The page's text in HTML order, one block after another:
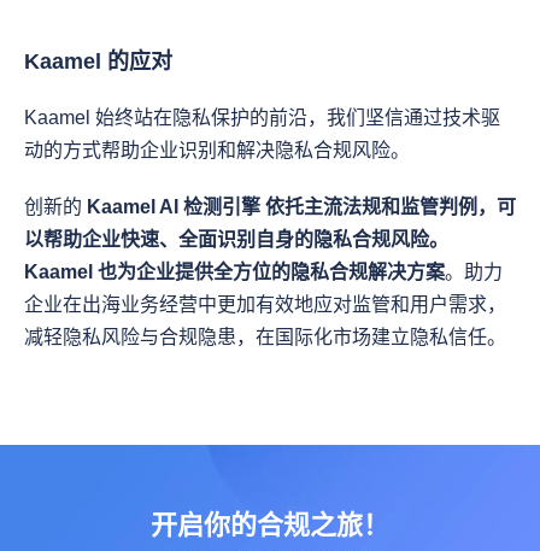
Kaamel 的应对
Kaamel 始终站在隐私保护的前沿，我们坚信通过技术驱
动的方式帮助企业识别和解决隐私合规风险。
创新的 Kaamel AI 检测引擎 依托主流法规和监管判例，可
以帮助企业快速、全面识别自身的隐私合规风险。
Kaamel 也为企业提供全方位的隐私合规解决方案。助力
企业在出海业务经营中更加有效地应对监管和用户需求，
减轻隐私风险与合规隐患，在国际化市场建立隐私信任。
开启你的合规之旅！